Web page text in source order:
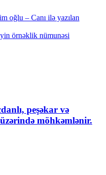
oğlu – Canı ilə yazılan
örnəklik nümunəsi
peşəkar və
möhkəmlənir.